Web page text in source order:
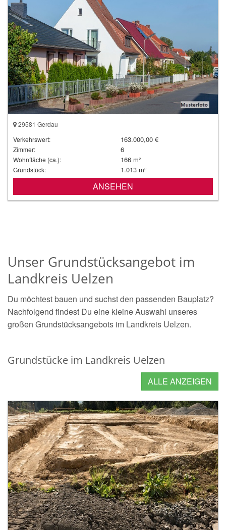
29581 Gerdau
Verkehrswert:
163.000,00 €
Zimmer: 6
Wohnfläche (ca.): 166 m²
Grundstück: 1.013 m²
ANSEHEN
Unser Grundstücksangebot im
Landkreis Uelzen
Du möchtest bauen und suchst den passenden Bauplatz?
Nachfolgend findest Du eine kleine Auswahl unseres
großen Grundstücksangebots im Landkreis Uelzen.
Grundstücke im Landkreis Uelzen
ALLE ANZEIGEN